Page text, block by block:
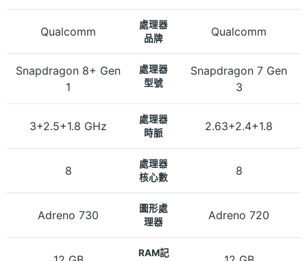
Qualcomm
處理器
品牌
Qualcomm
Snapdragon 8+ Gen
1
處理器
型號
Snapdragon 7 Gen
3
3+2.5+1.8 GHz
處理器
時脈
2.63+2.4+1.8
8
處理器
核心數
8
Adreno 730
圖形處
理器
Adreno 720
RAM記